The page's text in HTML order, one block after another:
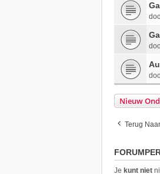
Nieuw
Terug
Je kunt niet